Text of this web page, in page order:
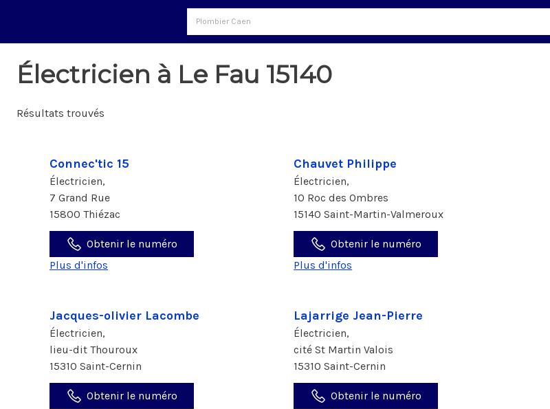
Électricien à Le Fau 15140
Résultats trouvés
Connec'tic 15
Électricien,
7 Grand Rue
15800 Thiézac
Obtenir le numéro
Plus d'infos
Chauvet Philippe
Électricien,
10 Roc des Ombres
15140 Saint-Martin-Valmeroux
Obtenir le numéro
Plus d'infos
Jacques-olivier Lacombe
Électricien,
lieu-dit Thouroux
15310 Saint-Cernin
Obtenir le numéro
Lajarrige Jean-Pierre
Électricien,
cité St Martin Valois
15310 Saint-Cernin
Obtenir le numéro